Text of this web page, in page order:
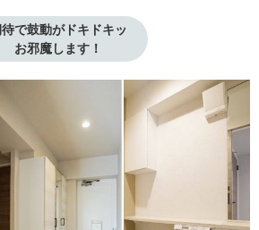
で鼓動がドキドキッ
お邪魔します！